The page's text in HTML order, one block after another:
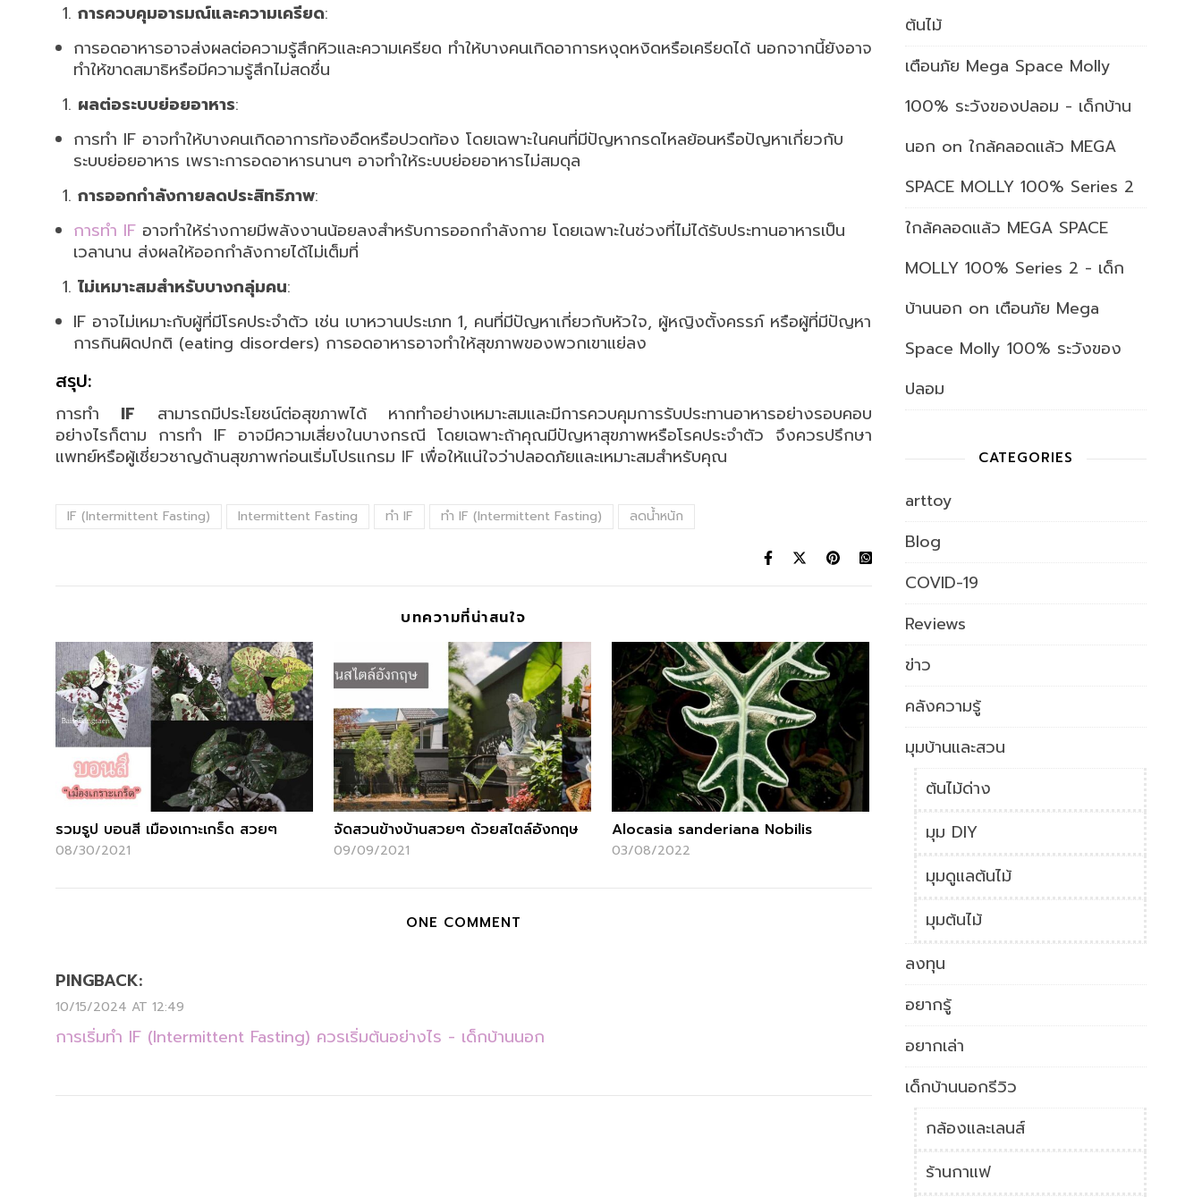
การควบคุมอารมณ์และความเครียด:
การอดอาหารอาจส่งผลต่อความรู้สึกหิวและความเครียด ทำให้บางคนเกิดอาการหงุดหงิดหรือเครียดได้ นอกจากนี้ยังอาจ
ทำให้ขาดสมาธิหรือมีความรู้สึกไม่สดชื่น
ผลต่อระบบย่อยอาหาร:
การทำ IF อาจทำให้บางคนเกิดอาการท้องอืดหรือปวดท้อง โดยเฉพาะในคนที่มีปัญหากรดไหลย้อนหรือปัญหาเกี่ยวกับ
ระบบย่อยอาหาร เพราะการอดอาหารนานๆ อาจทำให้ระบบย่อยอาหารไม่สมดุล
การออกกำลังกายลดประสิทธิภาพ:
การทำ IF อาจทำให้ร่างกายมีพลังงานน้อยลงสำหรับการออกกำลังกาย โดยเฉพาะในช่วงที่ไม่ได้รับประทานอาหารเป็น
เวลานาน ส่งผลให้ออกกำลังกายได้ไม่เต็มที่
ไม่เหมาะสมสำหรับบางกลุ่มคน:
IF อาจไม่เหมาะกับผู้ที่มีโรคประจำตัว เช่น เบาหวานประเภท 1, คนที่มีปัญหาเกี่ยวกับหัวใจ, ผู้หญิงตั้งครรภ์ หรือผู้ที่มีปัญหา
การกินผิดปกติ (eating disorders) การอดอาหารอาจทำให้สุขภาพของพวกเขาแย่ลง
สรุป:
การทำ IF สามารถมีประโยชน์ต่อสุขภาพได้ หากทำอย่างเหมาะสมและมีการควบคุมการรับประทานอาหารอย่างรอบคอบ
อย่างไรก็ตาม การทำ IF อาจมีความเสี่ยงในบางกรณี โดยเฉพาะถ้าคุณมีปัญหาสุขภาพหรือโรคประจำตัว จึงควรปรึกษา
แพทย์หรือผู้เชี่ยวชาญด้านสุขภาพก่อนเริ่มโปรแกรม IF เพื่อให้แน่ใจว่าปลอดภัยและเหมาะสมสำหรับคุณ
IF (Intermittent Fasting) Intermittent Fasting ทำ IF ทำ IF (Intermittent Fasting) ลดน้ำหนัก
บทความที่น่าสนใจ
รวมรูป บอนสี เมืองเกาะเกร็ด สวยๆ
08/30/2021
จัดสวนข้างบ้านสวยๆ ด้วยสไตล์อังกฤษ
09/09/2021
Alocasia sanderiana Nobilis
03/08/2022
ONE COMMENT
PINGBACK:
10/15/2024 AT 12:49
การเริ่มทำ IF (Intermittent Fasting) ควรเริ่มต้นอย่างไร - เด็กบ้านนอก
ต้นไม้
เตือนภัย Mega Space Molly
100% ระวังของปลอม - เด็กบ้าน
นอก on ใกล้คลอดแล้ว MEGA
SPACE MOLLY 100% Series 2
ใกล้คลอดแล้ว MEGA SPACE
MOLLY 100% Series 2 - เด็ก
บ้านนอก on เตือนภัย Mega
Space Molly 100% ระวังของ
ปลอม
CATEGORIES
arttoy
Blog
COVID-19
Reviews
ข่าว
คลังความรู้
มุมบ้านและสวน
ต้นไม้ด่าง
มุม DIY
มุมดูแลต้นไม้
มุมต้นไม้
ลงทุน
อยากรู้
อยากเล่า
เด็กบ้านนอกรีวิว
กล้องและเลนส์
ร้านกาแฟ